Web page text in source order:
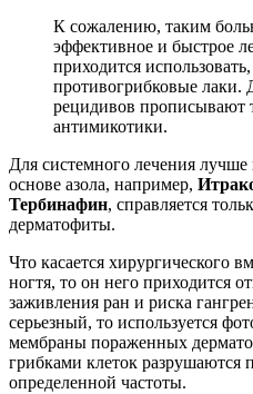
К сожалению, таким
эффективное и быстрое
приходится
противогрибковые лаки.
рецидивов прописывают
антимикотики.
Для системного лечения лучше
основе азола, например,
Тербинафин, справляется
дерматофиты.
Что касается хирургического
ногтя, то он него приходится
заживления ран и риска
серьезный, то используется
мембраны пораженных
грибками клеток разрушаются
определенной частоты.